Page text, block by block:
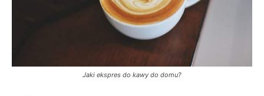
Jaki ekspres do kawy do domu?